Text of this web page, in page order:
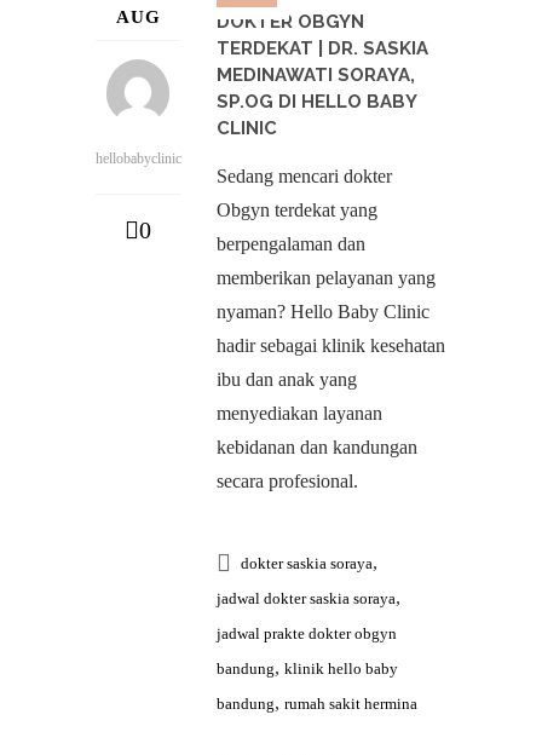
AUG
hellobabyclinic
0
DOKTER OBGYN
TERDEKAT | DR. SASKIA
MEDINAWATI SORAYA,
SP.OG DI HELLO BABY
CLINIC
Sedang mencari dokter
Obgyn terdekat yang
berpengalaman dan
memberikan pelayanan yang
nyaman? Hello Baby Clinic
hadir sebagai klinik kesehatan
ibu dan anak yang
menyediakan layanan
kebidanan dan kandungan
secara profesional.
dokter saskia soraya,
jadwal dokter saskia soraya,
jadwal prakte dokter obgyn
bandung, klinik hello baby
bandung, rumah sakit hermina